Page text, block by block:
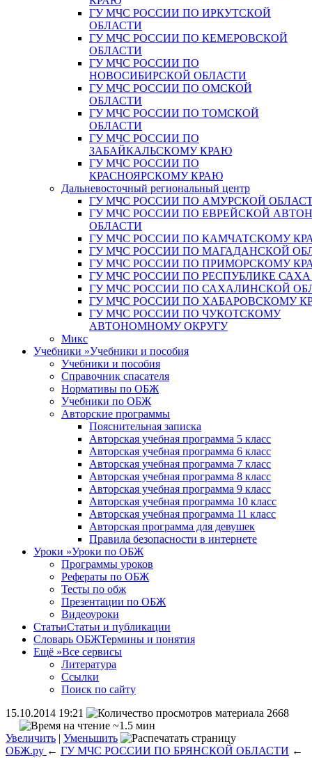
ГУ МЧС РОССИИ ПО ИРКУТСКОЙ
ОБЛАСТИ
ГУ МЧС РОССИИ ПО КЕМЕРОВСКОЙ
ОБЛАСТИ
ГУ МЧС РОССИИ ПО
НОВОСИБИРСКОЙ ОБЛАСТИ
ГУ МЧС РОССИИ ПО ОМСКОЙ
ОБЛАСТИ
ГУ МЧС РОССИИ ПО ТОМСКОЙ
ОБЛАСТИ
ГУ МЧС РОССИИ ПО
ЗАБАЙКАЛЬСКОМУ КРАЮ
ГУ МЧС РОССИИ ПО
КРАСНОЯРСКОМУ КРАЮ
Дальневосточный региональный центр
ГУ МЧС РОССИИ ПО АМУРСКОЙ
ГУ МЧС РОССИИ ПО ЕВРЕЙСКОЙ
ОБЛАСТИ
ГУ МЧС РОССИИ ПО КАМЧАТСКОМУ
ГУ МЧС РОССИИ ПО МАГАДАНСКОЙ
ГУ МЧС РОССИИ ПО ПРИМОРСКОМУ
ГУ МЧС РОССИИ ПО РЕСПУБЛИКЕ
ГУ МЧС РОССИИ ПО САХАЛИНСКОЙ
ГУ МЧС РОССИИ ПО ХАБАРОВСКОМУ
ГУ МЧС РОССИИ ПО ЧУКОТСКОМУ
АВТОНОМНОМУ ОКРУГУ
Микс
Учебники »Учебники и пособия
Учебники и пособия
Справочник спасателя
Нормативы по ОБЖ
Учебники по ОБЖ
Авторские программы
Пояснительная записка
Авторская учебная программа 5 класс
Авторская учебная программа 6 класс
Авторская учебная программа 7 класс
Авторская учебная программа 8 класс
Авторская учебная программа 9 класс
Авторская учебная программа 10 класс
Авторская учебная программа 11 класс
Авторская программа для девушек
Правила безопасности в интернете
Уроки »Уроки по ОБЖ
Программы уроков
Рефераты по ОБЖ
Тесты по обж
Презентации по ОБЖ
Видеоуроки
СтатьиСтатьи и публикации
Словарь ОБЖТермины и понятия
Ещё »Все сервисы
Литература
Ссылки
Поиск по сайту
15.10.2014 19:21
2668
~1.5 мин
Увеличить | Уменьшить
ОБЖ.ру ← ГУ МЧС РОССИИ ПО БРЯНСКОЙ ОБЛАСТИ ←